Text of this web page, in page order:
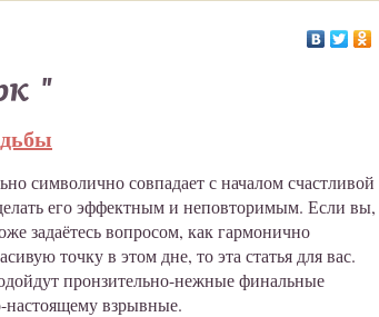
"
символично совпадает с началом счастливой
его эффектным и неповторимым. Если вы,
задаётесь вопросом, как гармонично
точку в этом дне, то эта статья для вас.
пронзительно-нежные финальные
настоящему взрывные.